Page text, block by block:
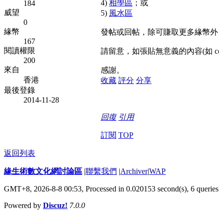
184
威望
0
緣幣
167
閱讀權限
200
來自
香港
最後登錄
2014-11-28
4) 相學區 ；或
5) 風水區
發帖或回帖，除可賺取更多緣幣
請留意，如張貼無意義的內容(如
感謝。
收藏 評分 分享
回復 引用
訂閱 TOP
返回列表
緣生術數文化網討論區 |聯繫我們 |Archiver|WAP
GMT+8, 2026-8-8 00:53, Processed in 0.020153 second(s), 6 queries
Powered by Discuz! 7.0.0